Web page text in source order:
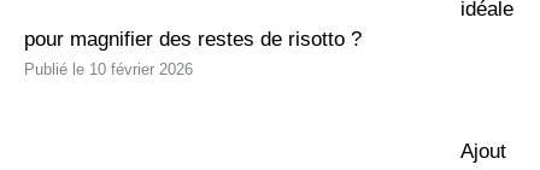
idéale
pour magnifier des restes de risotto ?
10 février 2026
Ajout